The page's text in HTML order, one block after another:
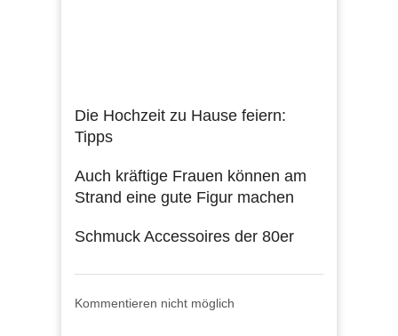
Die Hochzeit zu Hause feiern:
Tipps
Auch kräftige Frauen können am
Strand eine gute Figur machen
Schmuck Accessoires der 80er
Kommentieren nicht möglich